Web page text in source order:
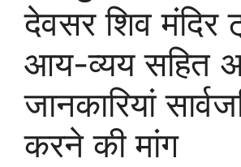
देवसर शिव मंदिर
आय-व्यय सहित
जानकारियां
करने की मांग